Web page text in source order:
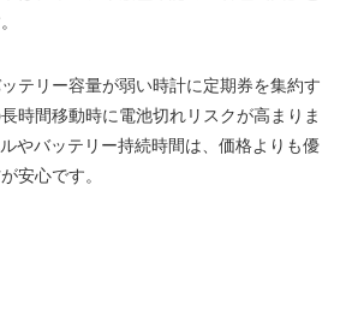
テリー容量が弱い時計に定期券を集約す
時間移動時に電池切れリスクが高まりま
やバッテリー持続時間は、価格よりも優
安心です。